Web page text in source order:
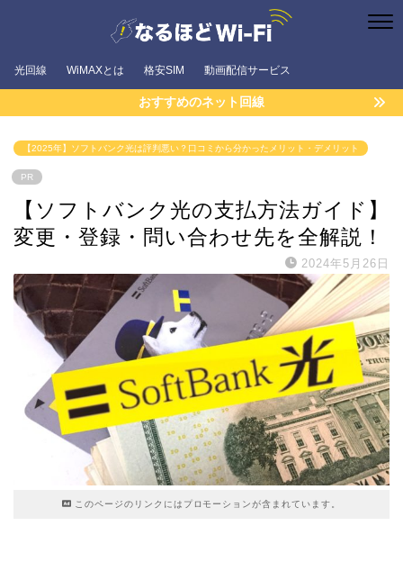
光回線 WiMAXとは 格安SIM 動画配信サービス
おすすめのネット回線
【2025年】ソフトバンク光は評判悪い？口コミから分かったメリット・デメリット
PR
【ソフトバンク光の支払方法ガイド】
変更・登録・問い合わせ先を全解説！
2024年5月26日
このページのリンクにはプロモーションが含まれています。